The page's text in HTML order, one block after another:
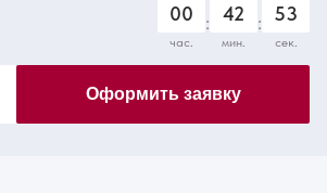
00
час.
: 42
мин.
: 52
сек.
Оформить заявку